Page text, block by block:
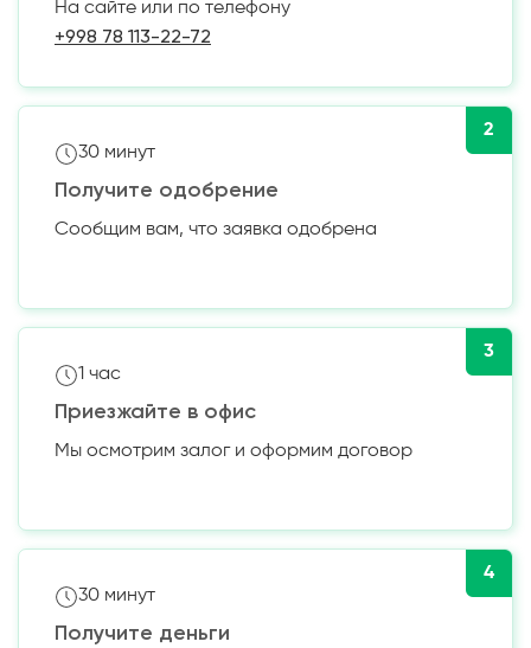
На сайте или по телефону
+998 78 113-22-72
2
30 минут
Получите одобрение
Сообщим вам, что заявка одобрена
3
1 час
Приезжайте в офис
Мы осмотрим залог и оформим договор
4
30 минут
Получите деньги